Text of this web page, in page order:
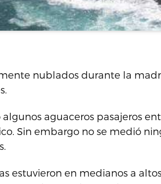
nublados durante la
aguaceros pasajeros
Sin embargo no se medió
estuvieron en medianos a